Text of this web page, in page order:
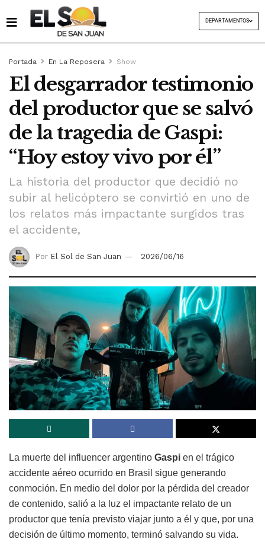
DEPARTAMENTOS
Portada En La Reposera Show
El desgarrador testimonio
del productor que se salvó
de la tragedia de Gaspi:
“Hoy estoy vivo por él”
La historia del productor que decidió no
subir al helicóptero se convirtió en uno de
los relatos más impactante surgidos tras
el accidente,
Por El Sol de San Juan 2026/06/16
La muerte del influencer argentino Gaspi en el trágico
accidente aéreo ocurrido en Brasil sigue generando
conmoción. En medio del dolor por la pérdida del creador
de contenido, salió a la luz el impactante relato de un
productor que tenía previsto viajar junto a él y que, por una
decisión de último momento, terminó salvando su vida.